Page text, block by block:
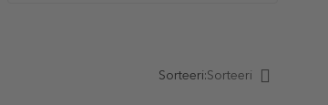
Sorteeri:Sorteeri